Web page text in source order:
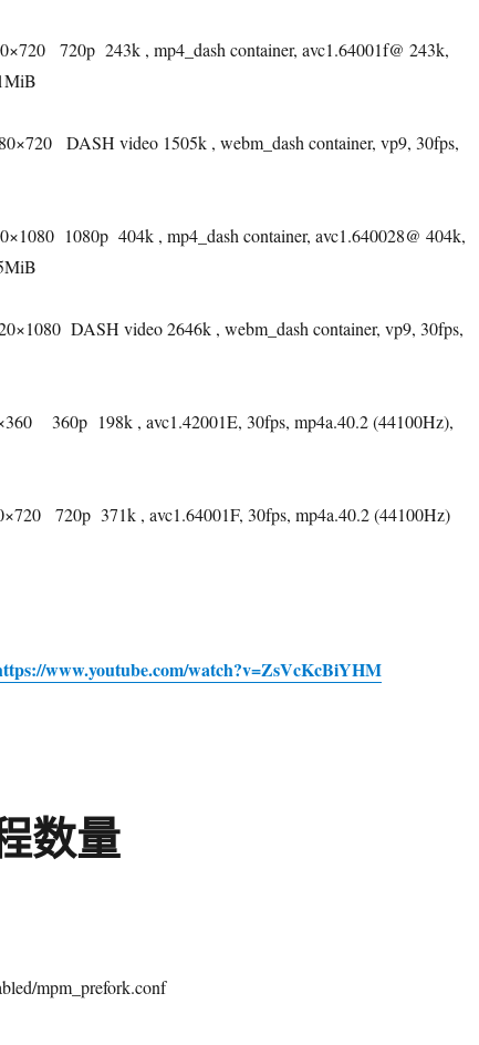
720p 243k , mp4_dash container, avc1.64001f@ 243k,
DASH video 1505k , webm_dash container, vp9, 30fps,
1080p 404k , mp4_dash container, avc1.640028@ 404k,
DASH video 2646k , webm_dash container, vp9, 30fps,
360p 198k , avc1.42001E, 30fps, mp4a.40.2 (44100Hz),
720p 371k , avc1.64001F, 30fps, mp4a.40.2 (44100Hz)
www.youtube.com/watch?v=ZsVcKcBiYHM
数量
mpm_prefork.conf